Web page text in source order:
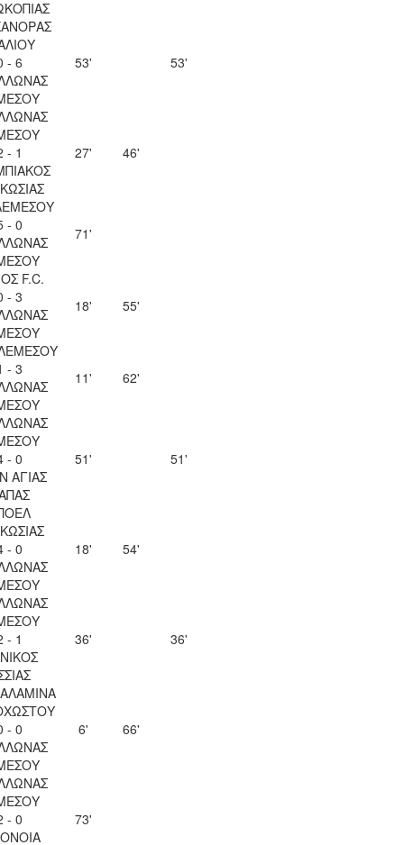
- 6
53' 53'
- 1
27' 46'
- 0
71'
F.C.
- 3
18' 55'
- 3
11' 62'
- 0
ΑΓΙΑΣ
51' 51'
- 0
18' 54'
- 1
36' 36'
- 0
6' 66'
- 0
73'